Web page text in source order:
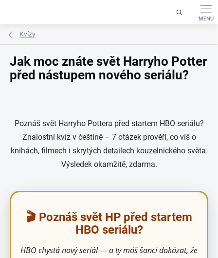
Kvízy
Jak moc znáte svět Harryho Potter
před nástupem nového seriálu?
Poznáš svět Harryho Pottera před startem HBO seriálu?
Znalostní kvíz v češtině – 7 otázek prověří, co víš o
knihách, filmech i skrytých detailech kouzelnického světa.
Výsledek okamžitě, zdarma.
🎬 Poznáš svět HP před startem
HBO seriálu?
HBO chystá nový seriál — a ty máš šanci dokázat, že